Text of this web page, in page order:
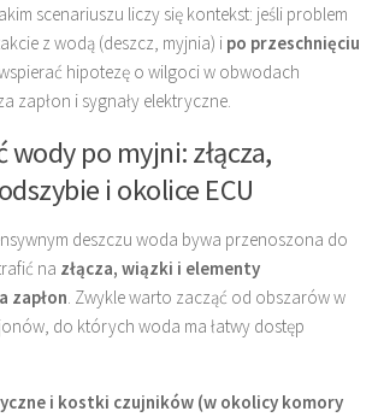
scenariuszu liczy się kontekst: jeśli problem
z wodą (deszcz, myjnia) i po przeschnięciu
wspierać hipotezę o wilgoci w obwodach
zapłon i sygnały elektryczne.
wody po myjni: złącza,
i okolice ECU
deszczu woda bywa przenoszona do
na złącza, wiązki i elementy
zapłon . Zwykle warto zacząć od obszarów w
do których woda ma łatwy dostęp
i kostki czujników (w okolicy komory